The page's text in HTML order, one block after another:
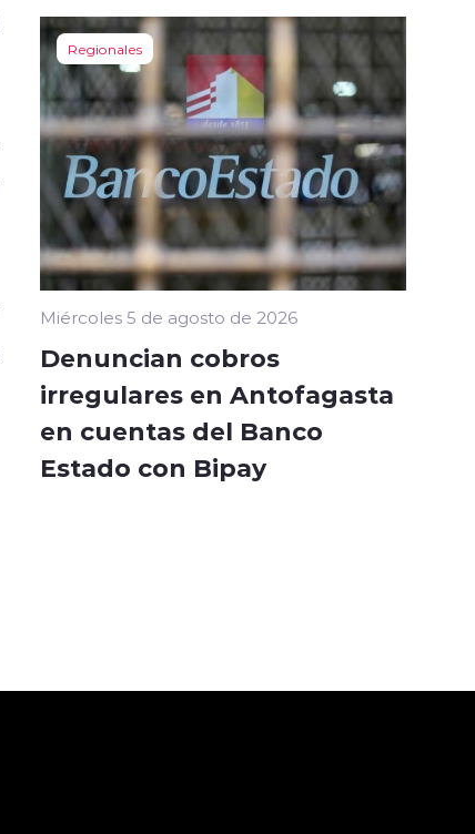
Regionales
Miércoles 5 de agosto de 2026
Denuncian cobros
irregulares en Antofagasta
en cuentas del Banco
Estado con Bipay